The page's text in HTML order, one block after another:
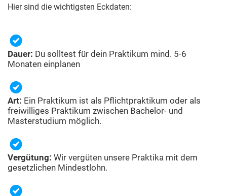
Hier sind die wichtigsten Eckdaten:
Dauer: Du solltest für dein Praktikum mind. 5-6
Monaten einplanen
Art: Ein Praktikum ist als Pflichtpraktikum oder als
freiwilliges Praktikum zwischen Bachelor- und
Masterstudium möglich.
Vergütung: Wir vergüten unsere Praktika mit dem
gesetzlichen Mindestlohn.